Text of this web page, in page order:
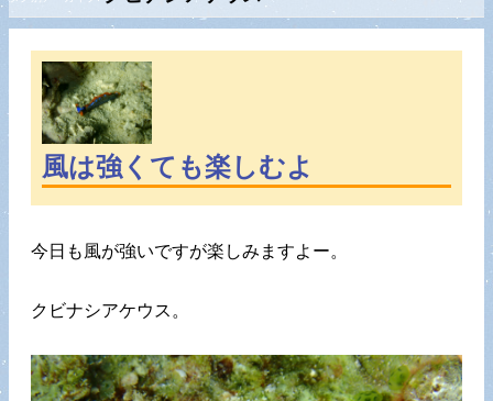
風は強くても楽しむよ
今日も風が強いですが楽しみますよー。
クビナシアケウス。